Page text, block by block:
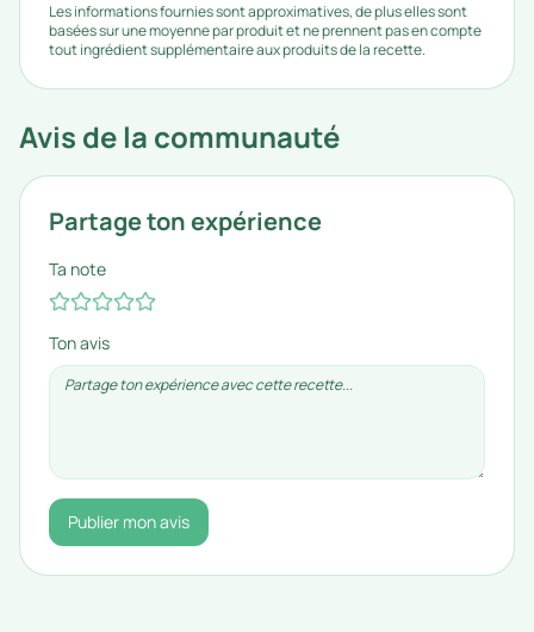
Les informations fournies sont approximatives, de plus elles sont
basées sur une moyenne par produit et ne prennent pas en compte
tout ingrédient supplémentaire aux produits de la recette.
Avis de la communauté
Partage ton expérience
Ta note
Ton avis
Publier mon avis